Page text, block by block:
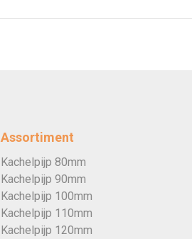
Assortiment
Kachelpijp 80mm
Kachelpijp 90mm
Kachelpijp 100mm
Kachelpijp 110mm
Kachelpijp 120mm